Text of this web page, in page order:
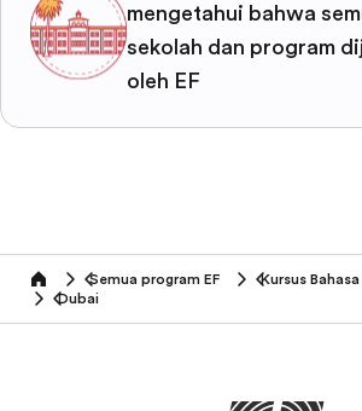
mengetahui bahwa
sekolah dan program
oleh EF
home Semua program EF Kursus Bahasa
Dubai